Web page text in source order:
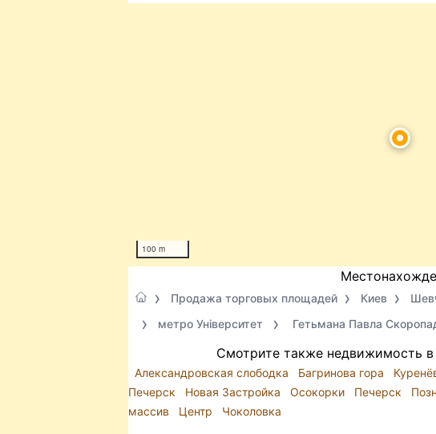
100 m
Продажа торговых площадей Киев
метро Університет
Гетьмана Павла
Смотрите также недвижимость
Александровская слободка Багринова гора
Печерск
Новая Застройка Осокорки Печерск
массив
Центр Чоколовка